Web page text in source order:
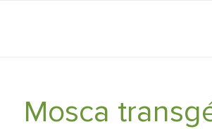
Mosca